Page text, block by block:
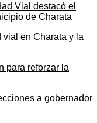
Vial destacó el
de Charata
para reforzar la